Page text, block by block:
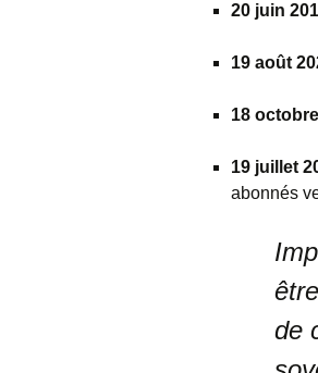
20 juin
19 août
18
19 juillet
abonnés
de